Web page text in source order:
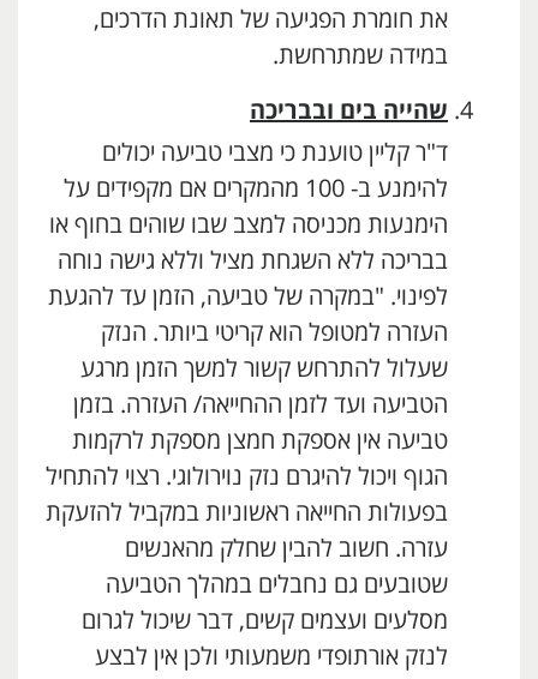
את חומרת הפגיעה של תאונת הדרכים,
במידה שמתרחשת.
שהייה בים ובבריכה
ד"ר קליין טוענת כי מצבי טביעה יכולים
להימנע ב- 100 מהמקרים אם מקפידים על
הימנעות מכניסה למצב שבו שוהים בחוף או
בבריכה ללא השגחת מציל וללא גישה נוחה
לפינוי. "במקרה של טביעה, הזמן עד להגעת
העזרה למטופל הוא קריטי ביותר. הנזק
שעלול להתרחש קשור למשך הזמן מרגע
הטביעה ועד לזמן ההחייאה/ העזרה. בזמן
טביעה אין אספקת חמצן מספקת לרקמות
הגוף ויכול להיגרם נזק נוירולוגי. רצוי להתחיל
בפעולות החייאה ראשוניות במקביל להזעקת
עזרה. חשוב להבין שחלק מהאנשים
שטובעים גם נחבלים במהלך הטביעה
מסלעים ועצמים קשים, דבר שיכול לגרום
לנזק אורתופדי משמעותי ולכן אין לבצע